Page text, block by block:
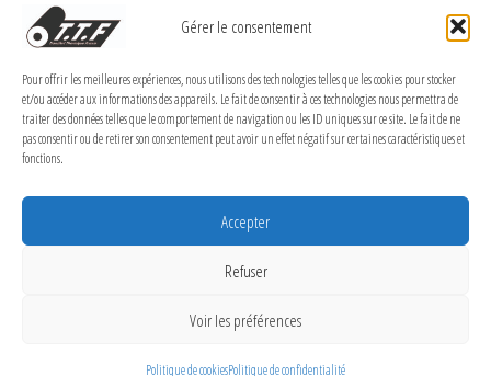
Gérer le consentement
Pour offrir les meilleures expériences, nous utilisons des technologies telles que les cookies pour stocker
et/ou accéder aux informations des appareils. Le fait de consentir à ces technologies nous permettra de
traiter des données telles que le comportement de navigation ou les ID uniques sur ce site. Le fait de ne
pas consentir ou de retirer son consentement peut avoir un effet négatif sur certaines caractéristiques et
fonctions.
Accepter
Refuser
Voir les préférences
Politique de cookiesPolitique de confidentialité
MENTIONS LÉGALES
Politique de confidentialité
Conditions Générales de Vente